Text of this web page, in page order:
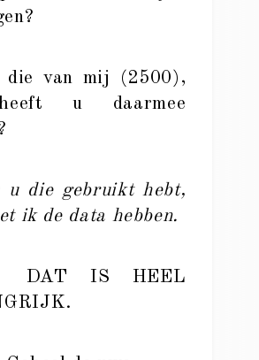
van mij (2500),
u daarmee
u die gebruikt hebt,
ik de data hebben.
IS HEEL